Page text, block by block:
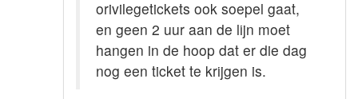
orivilegetickets ook soepel gaat,
en geen 2 uur aan de lijn moet
hangen in de hoop dat er die dag
nog een ticket te krijgen is.